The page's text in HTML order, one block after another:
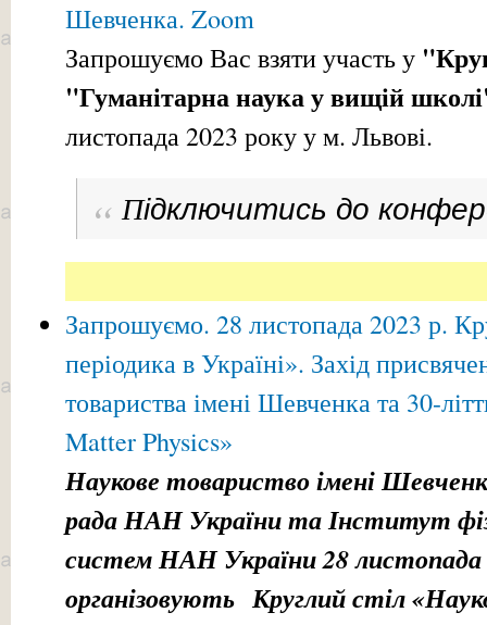
Шевченка. Zoom
Запрошуємо Вас взяти участь у
"Гуманітарна наука у вищій
листопада 2023 року у м. Львові.
Підключитись до
Запрошуємо. 28 листопада 2023 р.
періодика в Україні». Захід
товариства імені Шевченка та 30-
Matter Physics»
Наукове товариство імені
рада НАН України та Інститут
систем НАН України 28 листопада
організовують Круглий стіл